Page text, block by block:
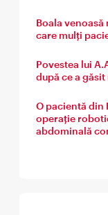
Boala venoasă
care mulți
Povestea lui
după ce a
O pacientă din
operație
abdominală